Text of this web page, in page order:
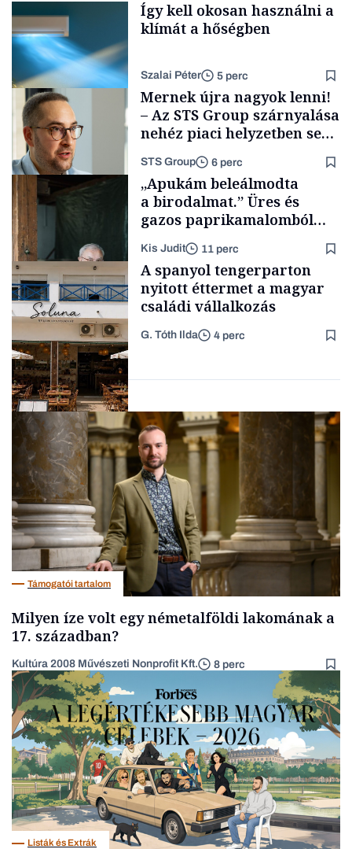
Tech
Így kell okosan használni a
klímát a hőségben
Szalai Péter 5 perc
Támogatói tartalom
Mernek újra nagyok lenni!
– Az STS Group szárnyalása
nehéz piaci helyzetben sem
STS Group 6 perc
Családi
vállalkozások
„Apukám beleálmodta
a birodalmat.” Üres és
gazos paprikamalomból
lett az igazi családi
fűszersztori
Kis Judit 11 perc
Gasztró
A spanyol tengerparton
nyitott éttermet a magyar
családi vállalkozás
G. Tóth Ilda 4 perc
Támogatói tartalom
Milyen íze volt egy németalföldi lakomának a
17. században?
Kultúra 2008 Művészeti Nonprofit Kft. 8 perc
Listák és Extrák